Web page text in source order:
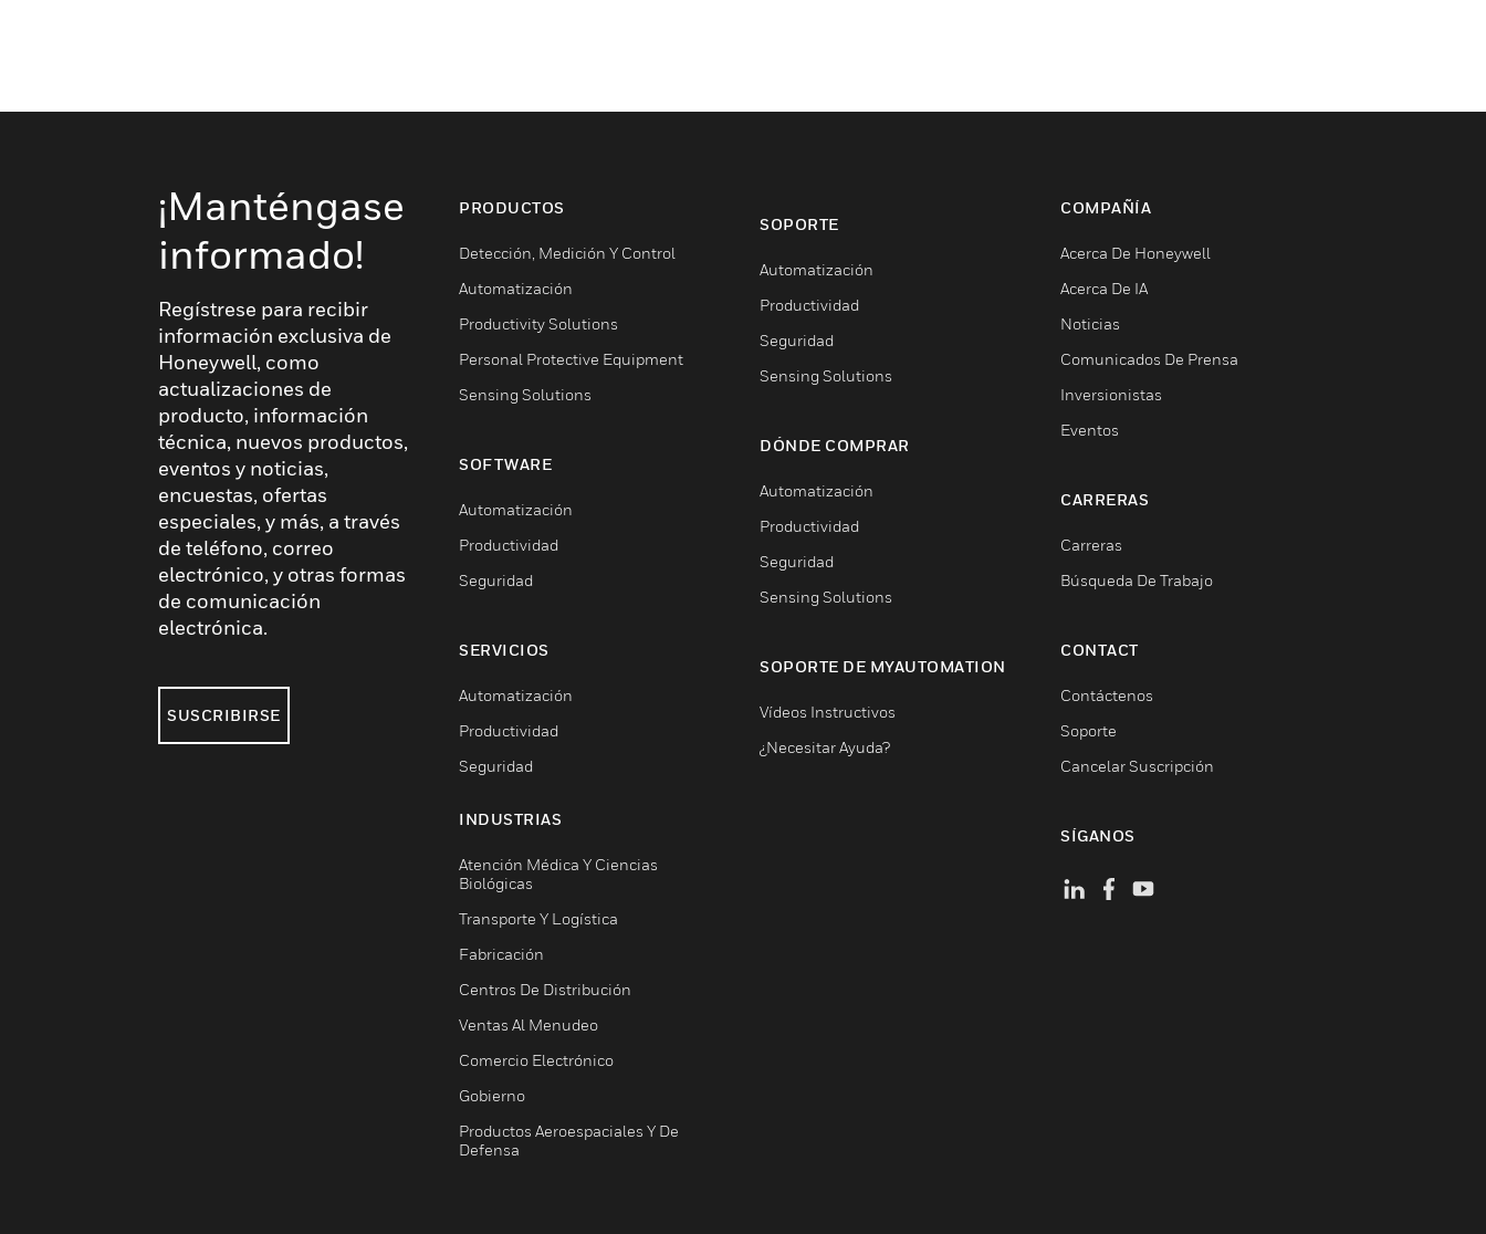
¡Manténgase
informado!
Regístrese para recibir
información exclusiva de
Honeywell, como
actualizaciones de
producto, información
técnica, nuevos productos,
eventos y noticias,
encuestas, ofertas
especiales, y más, a través
de teléfono, correo
electrónico, y otras formas
de comunicación
electrónica.
SUSCRIBIRSE
PRODUCTOS
Detección, Medición Y Control
Automatización
Productivity Solutions
Personal Protective Equipment
Sensing Solutions
SOFTWARE
Automatización
Productividad
Seguridad
SERVICIOS
Automatización
Productividad
Seguridad
INDUSTRIAS
Atención Médica Y Ciencias
Biológicas
Transporte Y Logística
Fabricación
Centros De Distribución
Ventas Al Menudeo
Comercio Electrónico
Gobierno
Productos Aeroespaciales Y De
Defensa
SOPORTE
Automatización
Productividad
Seguridad
Sensing Solutions
DÓNDE COMPRAR
Automatización
Productividad
Seguridad
Sensing Solutions
SOPORTE DE MYAUTOMATION
Vídeos Instructivos
¿Necesitar Ayuda?
COMPAÑÍA
Acerca De Honeywell
Acerca De IA
Noticias
Comunicados De Prensa
Inversionistas
Eventos
CARRERAS
Carreras
Búsqueda De Trabajo
CONTACT
Contáctenos
Soporte
Cancelar Suscripción
SÍGANOS